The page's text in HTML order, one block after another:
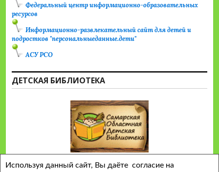
Федеральный центр информационно-образовательных
ресурсов
Информационно-развлекательный сайт для детей и
подростков "персональныеданные.дети"
АСУ РСО
ДЕТСКАЯ БИБЛИОТЕКА
Используя данный сайт, Вы даёте согласие на